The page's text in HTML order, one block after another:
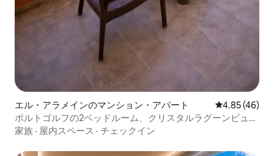
エル・アラメインのマンション・アパート レビュー46
4.85 (46)
ポルトゴルフの2ベッドルーム、クリスタルラグーンビュ
ー|ビーチへのアクセスあり
家族 · 屋内スペース · チェックイン